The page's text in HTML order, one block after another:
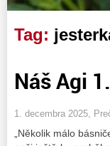
Tag:
Náš Agi
1. decembra 2025,
„Několik málo